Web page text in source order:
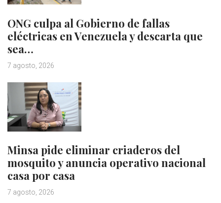
ONG culpa al Gobierno de fallas
eléctricas en Venezuela y descarta que
sea…
7 agosto, 2026
Minsa pide eliminar criaderos del
mosquito y anuncia operativo nacional
casa por casa
7 agosto, 2026